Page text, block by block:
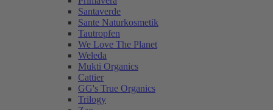
Santaverde
Sante Naturkosmetik
Tautropfen
We Love The Planet
Weleda
Mukti Organics
Cattier
GG's True Organics
Trilogy